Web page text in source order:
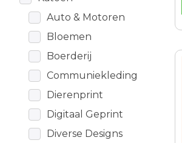
Auto & Motoren
Bloemen
Boerderij
Communiekleding
Dierenprint
Digitaal Geprint
Diverse Designs